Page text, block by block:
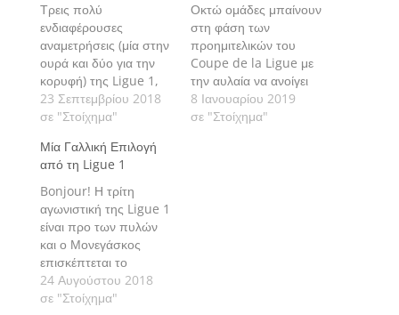
Τρεις πολύ
ενδιαφέρουσες
αναμετρήσεις (μία στην
ουρά και δύο για την
κορυφή) της Ligue 1,
περιλαμβάνει το
σημερινό πρόγραμμα
23 Σεπτεμβρίου 2018
σε "Στοίχημα"
Οκτώ ομάδες μπαίνουν
στη φάση των
προημιτελικών του
Coupe de la Ligue με
την αυλαία να ανοίγει
σήμερα με μια πολύ
ενδιαφέρουσα και
8 Ιανουαρίου 2019
σε "Στοίχημα"
Μία Γαλλική Επιλογή
από τη Ligue 1
Bonjour! Η τρίτη
αγωνιστική της Ligue 1
είναι προ των πυλών
και ο Μονεγάσκος
επισκέπτεται το
Groupama Stadium
της Lyon, εκεί όπου η
24 Αυγούστου 2018
σε "Στοίχημα"